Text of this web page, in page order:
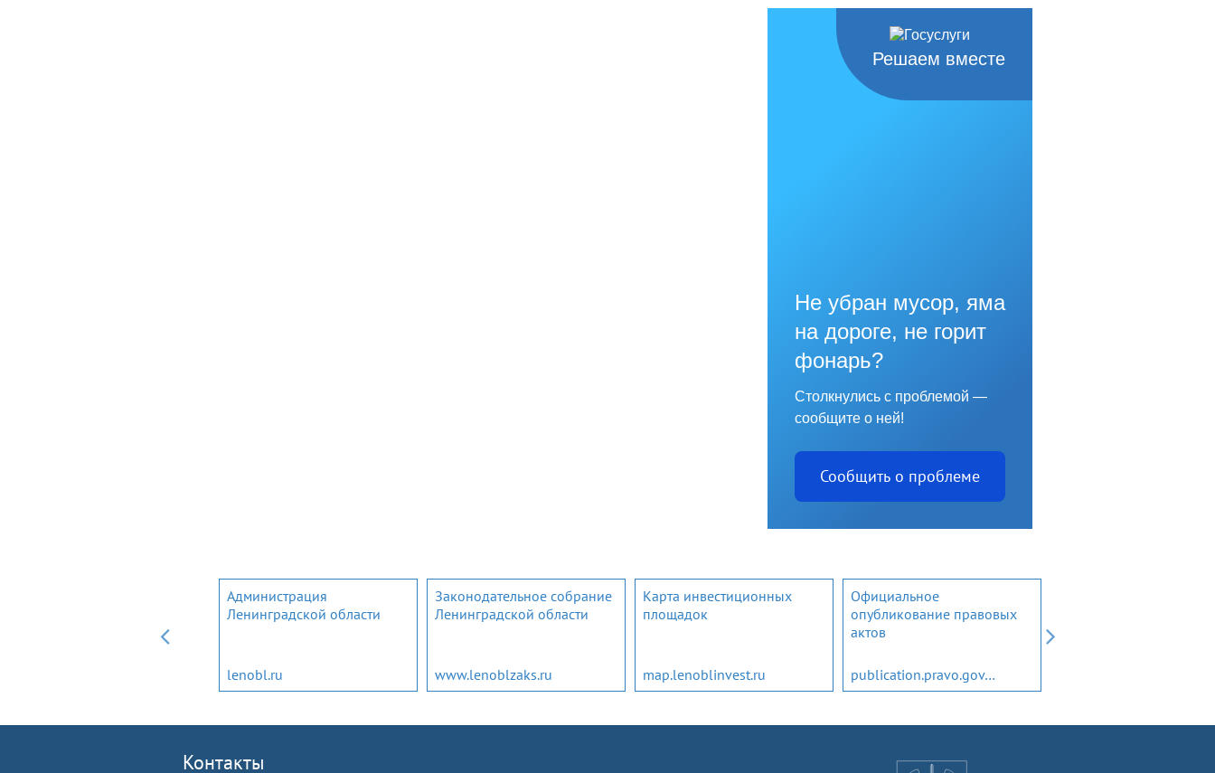
Решаем вместе
Не убран мусор, яма
на дороге, не горит
фонарь?
Столкнулись с проблемой —
сообщите о ней!
Сообщить о проблеме
Администрация
Ленинградской области
lenobl.ru
Законодательное собрание
Ленинградской области
www.lenoblzaks.ru
Карта инвестиционных
площадок
map.lenoblinvest.ru
Официальное
опубликование правовых
актов
publication.pravo.gov.ru
Контакты